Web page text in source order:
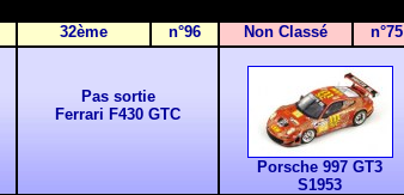
32ème n°96 Non Classé n°75
Pas sortie
Ferrari F430 GTC
Porsche 997 GT3
S1953